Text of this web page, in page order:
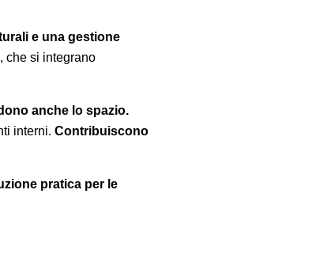
e una gestione
, che si integrano
anche lo spazio.
interni. Contribuiscono
pratica per le